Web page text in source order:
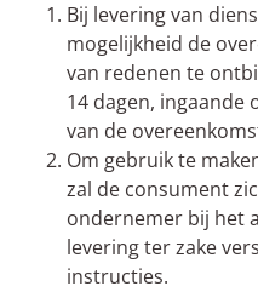
Bij levering van
mogelijkheid de
van redenen te
14 dagen, ingaande
van de
Om gebruik te
zal de consument
ondernemer bij het
levering ter zake
instructies.